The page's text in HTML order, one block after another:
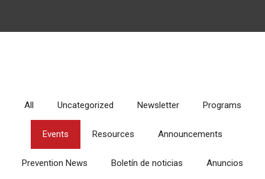
All Uncategorized Newsletter Programs
Events Resources Announcements
Prevention News Boletín de noticias Anuncios